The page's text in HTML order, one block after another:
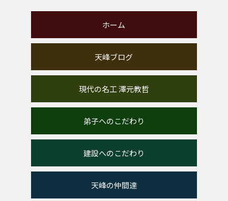
ホーム
天峰ブログ
現代の名工 澤元教哲
弟子へのこだわり
建設へのこだわり
天峰の仲間達